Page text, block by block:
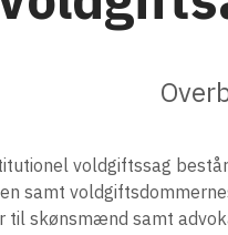
voldgiftssag
samt
til skønsmænd samt